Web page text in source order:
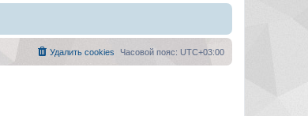
Часовой пояс: UTC+03:00
Удалить cookies